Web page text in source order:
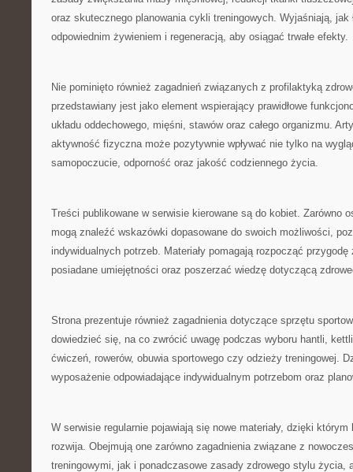
oraz skutecznego planowania cykli treningowych. Wyjaśniają,
odpowiednim żywieniem i regeneracją, aby osiągać trwałe efekty.
Nie pominięto również zagadnień związanych z profilaktyką
przedstawiany jest jako element wspierający prawidłowe
układu oddechowego, mięśni, stawów oraz całego organizmu.
aktywność fizyczna może pozytywnie wpływać nie tylko na
samopoczucie, odporność oraz jakość codziennego życia.
Treści publikowane w serwisie kierowane są do kobiet. Zarówno
mogą znaleźć wskazówki dopasowane do swoich możliwości,
indywidualnych potrzeb. Materiały pomagają rozpocząć
posiadane umiejętności oraz poszerzać wiedzę dotyczącą
Strona prezentuje również zagadnienia dotyczące sprzętu
dowiedzieć się, na co zwrócić uwagę podczas wyboru hantli,
ćwiczeń, rowerów, obuwia sportowego czy odzieży treningowej.
wyposażenie odpowiadające indywidualnym potrzebom oraz
W serwisie regularnie pojawiają się nowe materiały, dzięki
rozwija. Obejmują one zarówno zagadnienia związane z
treningowymi, jak i ponadczasowe zasady zdrowego stylu życia,